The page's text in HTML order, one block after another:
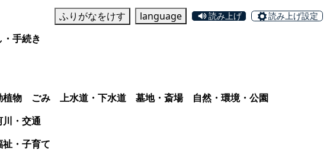
ふりがなをけす language 読み上げ 読み上げ設定
・手続き
植物 ごみ 上水道・下水道 墓地・斎場
自然・環境・公園
・交通
・子育て